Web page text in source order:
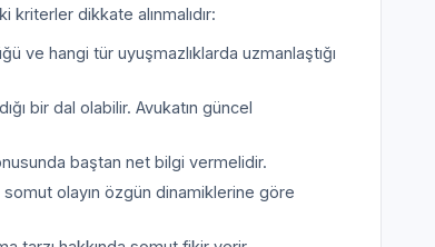
dikkate alınmalıdır:
ve hangi tür uyuşmazlıklarda uzmanlaştığı
bir dal olabilir. Avukatın güncel
baştan net bilgi vermelidir.
olayın özgün dinamiklerine göre